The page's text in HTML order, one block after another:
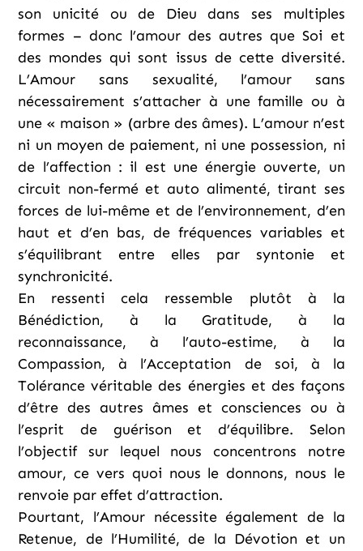
son unicité ou de Dieu dans ses multiples
formes – donc l’amour des autres que Soi et
des mondes qui sont issus de cette diversité.
L’Amour sans sexualité, l’amour sans
nécessairement s’attacher à une famille ou à
une « maison » (arbre des âmes). L’amour n’est
ni un moyen de paiement, ni une possession, ni
de l’affection : il est une énergie ouverte, un
circuit non-fermé et auto alimenté, tirant ses
forces de lui-même et de l’environnement, d’en
haut et d’en bas, de fréquences variables et
s’équilibrant entre elles par syntonie et
synchronicité.
En ressenti cela ressemble plutôt à la
Bénédiction, à la Gratitude, à la
reconnaissance, à l’auto-estime, à la
Compassion, à l’Acceptation de soi, à la
Tolérance véritable des énergies et des façons
d’être des autres âmes et consciences ou à
l’esprit de guérison et d’équilibre. Selon
l’objectif sur lequel nous concentrons notre
amour, ce vers quoi nous le donnons, nous le
renvoie par effet d’attraction.
Pourtant, l’Amour nécessite également de la
Retenue, de l’Humilité, de la Dévotion et un